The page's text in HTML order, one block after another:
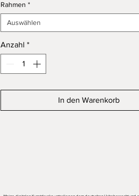
Rahmen *
Auswählen
Anzahl *
In den Warenkorb